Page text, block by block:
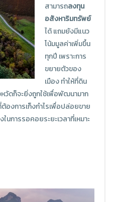
สามารถลงทุน
อสังหาริมทรัพย์
ได้ แถมยังมีแนว
โน้มมูลค่าเพิ่มขึ้น
ทุกปี เพราะการ
ขยายตัวของ
เมือง ทำให้ที่ดิน
วัดก็จะยิ่งถูกใช้เพื่อพัฒนามาก
องการเก็งกำไรเพื่อปล่อยขาย
การรอคอยระยะเวลาที่เหมาะ